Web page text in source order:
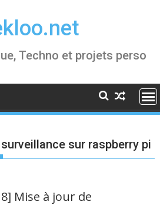
Techno et projets perso
sur raspberry pi
Mise à jour de